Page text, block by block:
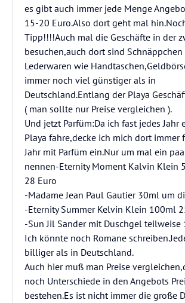
es gibt auch immer jede Menge
15-20 Euro.Also dort geht mal
Tipp!!!!Auch mal die Geschäfte in der
besuchen,auch dort sind Schnäppchen
Lederwaren wie
immer noch viel günstiger als in
Deutschland.Entlang der Playa
( man sollte nur Preise vergleichen ).
Und jetzt Parfüm:Da ich fast jedes Jahr
Playa fahre,decke ich mich dort immer
Jahr mit Parfüm ein.Nur um mal ein
nennen-Eternity Moment Kalvin Klein
28 Euro
-Madame Jean Paul Gautier 30ml um
-Eternity Summer Kelvin Klein 100ml
-Sun Jil Sander mit Duschgel teilweise
Ich könnte noch Romane
billiger als in Deutschland.
Auch hier muß man Preise
noch Unterschiede in den Angebots
bestehen.Es ist nicht immer die große